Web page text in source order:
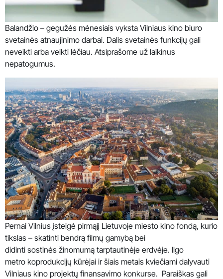
Balandžio – gegužės mėnesiais vyksta Vilniaus kino biuro
svetainės atnaujinimo darbai. Dalis svetainės funkcijų gali
neveikti arba veikti lėčiau. Atsiprašome už laikinus
nepatogumus.
Pernai Vilnius įsteigė pirmąjį Lietuvoje miesto kino fondą, kurio
tikslas – skatinti bendrą filmų gamybą bei
didinti sostinės žinomumą tarptautinėje erdvėje. Ilgo
metro koprodukcijų kūrėjai ir šiais metais kviečiami dalyvauti
Vilniaus kino projektų finansavimo konkurse. Paraiškas gali